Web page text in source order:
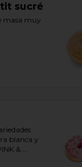
sucré
masa muy
blanca y
&